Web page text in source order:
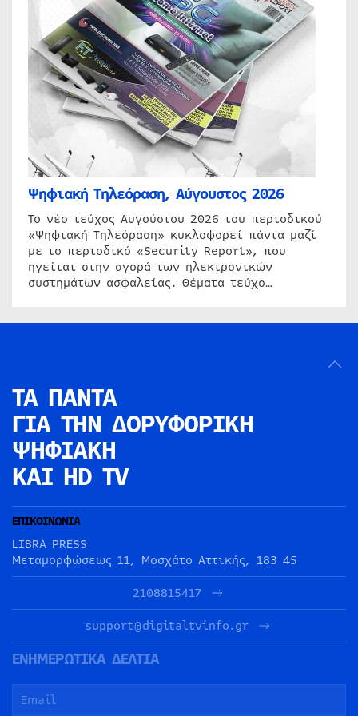
Ψηφιακή Τηλεόραση, Αύγουστος 2026
Το νέο τεύχος Αυγούστου 2026 του περιοδικού
«Ψηφιακή Τηλεόραση» κυκλοφορεί πάντα μαζί
με το περιοδικό «Security Report», που
ηγείται στην αγορά των ηλεκτρονικών
συστημάτων ασφαλείας. Θέματα τεύχο…
ΤΑ ΠΑΝΤΑ
ΓΙΑ ΤΗΝ ΔΟΡΥΦΟΡΙΚΗ
ΨΗΦΙΑΚΗ
ΚΑΙ HD TV
ΕΠΙΚΟΙΝΩΝΙΑ
LIBRA PRESS
Μεταμορφώσεως 11, Μοσχάτο Αττικής, 183 45
2108815417
support@digitaltvinfo.gr
ΕΝΗΜΕΡΩΤΙΚΑ ΔΕΛΤΙΑ